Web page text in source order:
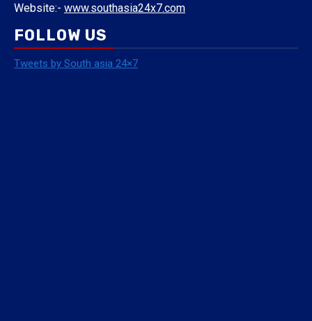
Website:- www.southasia24x7.com
FOLLOW US
Tweets by South asia 24×7